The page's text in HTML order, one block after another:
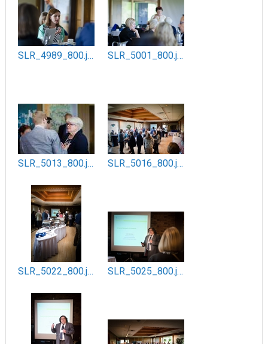
SLR_4989_800.jpg SLR_5001_800.jpg
SLR_5013_800.jpg SLR_5016_800.jpg
SLR_5022_800.jpg SLR_5025_800.jpg